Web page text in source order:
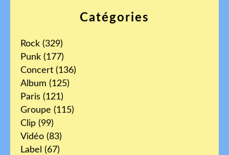
Catégories
Rock (329)
Punk (177)
Concert (136)
Album (125)
Paris (121)
Groupe (115)
Clip (99)
Vidéo (83)
Label (67)